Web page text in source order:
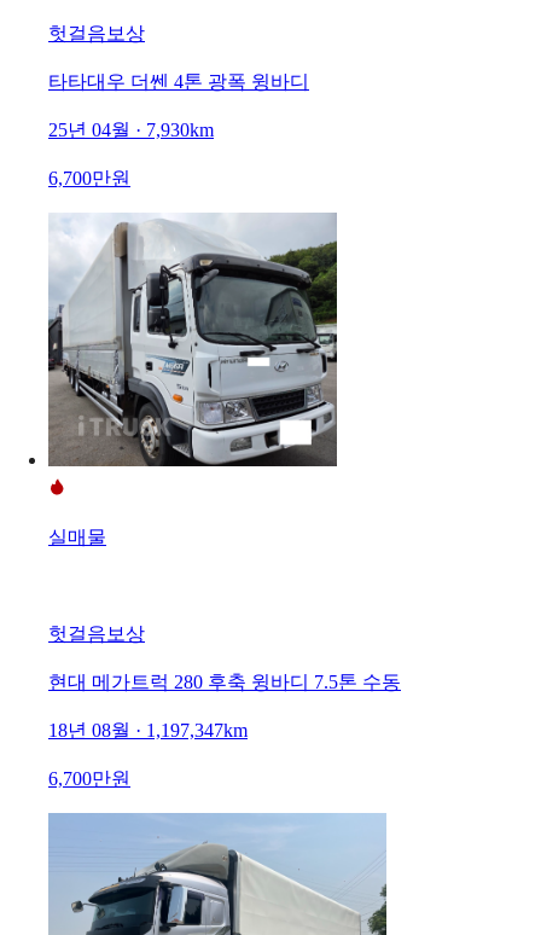
헛걸음보상
타타대우 더쎈 4톤 광폭 윙바디
25년 04월 · 7,930km
6,700만원
실매물
헛걸음보상
현대 메가트럭 280 후축 윙바디 7.5톤 수동
18년 08월 · 1,197,347km
6,700만원